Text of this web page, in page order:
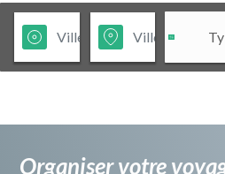
Organiser votre